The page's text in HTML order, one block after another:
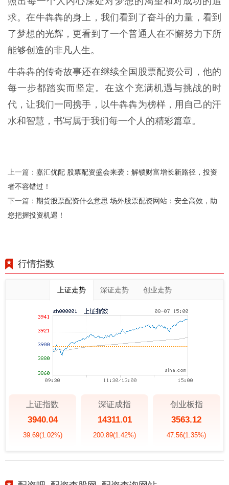
求。在牛犇犇的身上，我们看到了奋斗的力量，看到
了梦想的光辉，更看到了一个普通人在不懈努力下所
能够创造的非凡人生。
牛犇犇的传奇故事还在继续全国股票配资公司，他的
每一步都踏实而坚定。在这个充满机遇与挑战的时
代，让我们一同携手，以牛犇犇为榜样，用自己的汗
水和智慧，书写属于我们每一个人的精彩篇章。
上一篇： 嘉汇优配 股票配资盛会来袭：解锁财富增长新路径，投资
者不容错过！
下一篇： 期货股票配资什么意思 场外股票配资网站：安全高效，助
您把握投资机遇！
行情指数
上证走势 深证走势 创业走势
上证指数
3940.04
39.69(1.02%)
深证成指
14311.01
200.89(1.42%)
创业板指
3563.12
47.56(1.35%)